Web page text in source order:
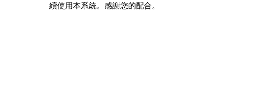
續使用本系統。感謝您的配合。